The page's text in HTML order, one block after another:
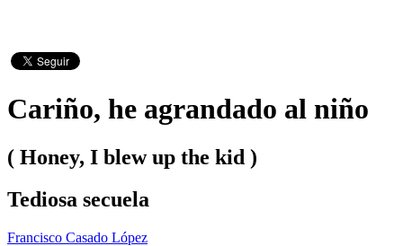
Cariño, he agrandado al niño
( Honey, I blew up the kid )
Tediosa secuela
Francisco Casado López